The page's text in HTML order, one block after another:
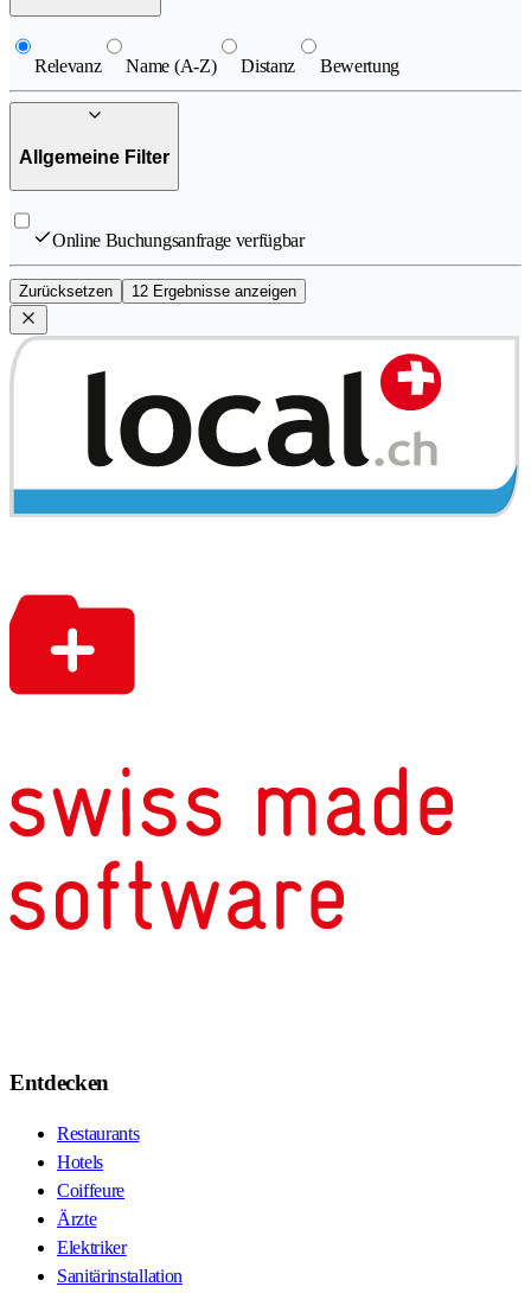
Relevanz Name (A-Z) Distanz Bewertung
Allgemeine Filter
Online Buchungsanfrage verfügbar
Zurücksetzen 12 Ergebnisse anzeigen
Entdecken
Restaurants
Hotels
Coiffeure
Ärzte
Elektriker
Sanitärinstallation